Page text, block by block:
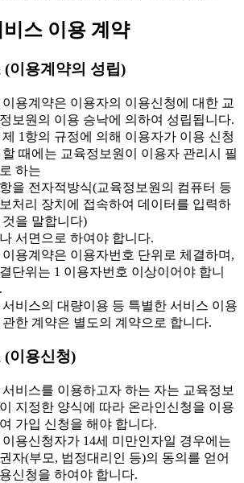
스 이용 계약
(이용계약의 성립)
용계약은 이용자의 이용신청에 대한 교
보원의 이용 승낙에 의하여 성립됩니다.
1항의 규정에 의해 이용자가 이용 신청
할 때에는 교육정보원이 이용자 관리시 필
하는
을 전자적방식(교육정보원의 컴퓨터 등
처리 장치에 접속하여 데이터를 입력하
것을 말합니다)
서면으로 하여야 합니다.
용계약은 이용자번호 단위로 체결하며,
단위는 1 이용자번호 이상이어야 합니
비스의 대량이용 등 특별한 서비스 이용
관한 계약은 별도의 계약으로 합니다.
(이용신청)
비스를 이용하고자 하는 자는 교육정보
지정한 양식에 따라 온라인신청을 이용
가입 신청을 해야 합니다.
용신청자가 14세 미만인자일 경우에는
자(부모, 법정대리인 등)의 동의를 얻어
신청을 하여야 합니다.